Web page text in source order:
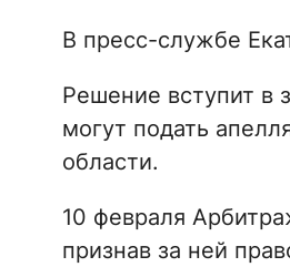
В пресс-службе
Решение вступит в
могут подать
области.
10 февраля
признав за ней